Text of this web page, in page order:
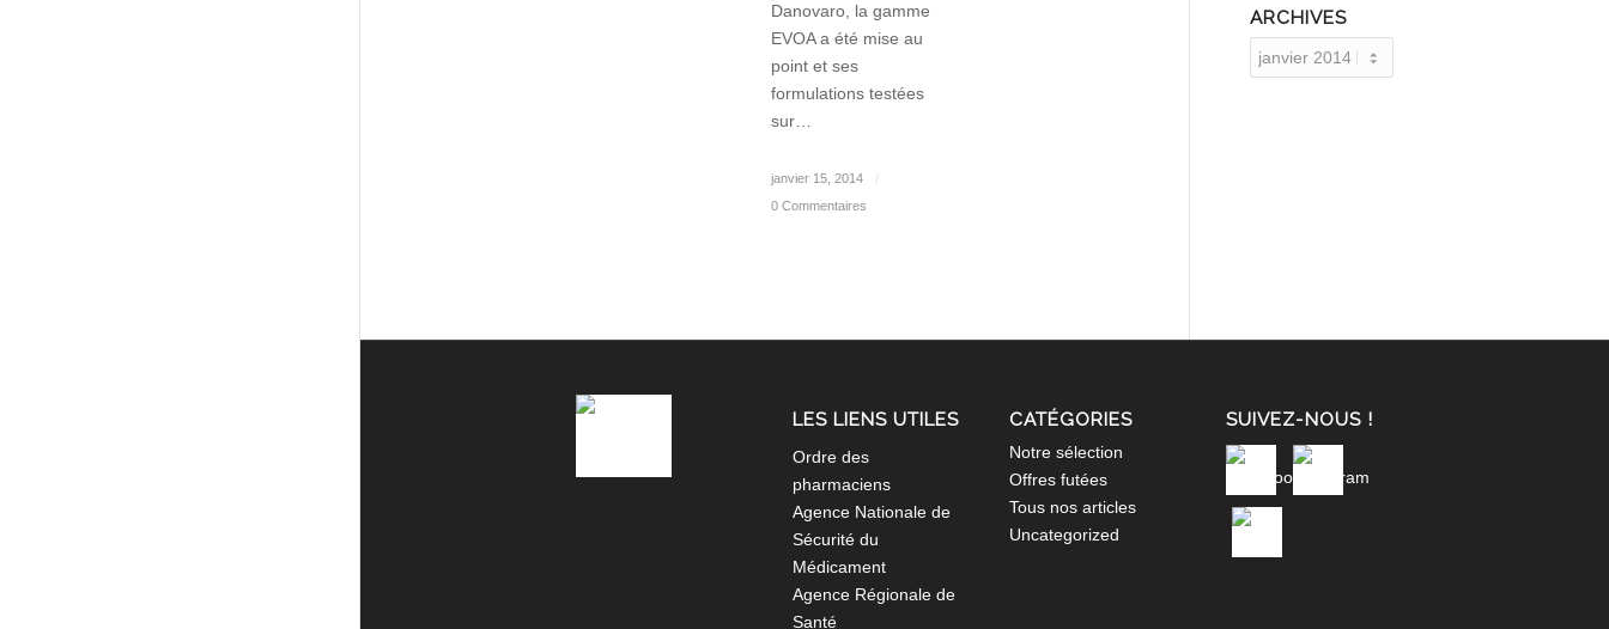
Danovaro, la gamme
EVOA a été mise au
point et ses
formulations testées
sur…
janvier 15, 2014
/
0 Commentaires
ARCHIVES
Archives
LES LIENS UTILES
Ordre des
pharmaciens
Agence Nationale de
Sécurité du
Médicament
Agence Régionale de
Santé
CATÉGORIES
Notre sélection
Offres futées
Tous nos articles
Uncategorized
SUIVEZ-NOUS !